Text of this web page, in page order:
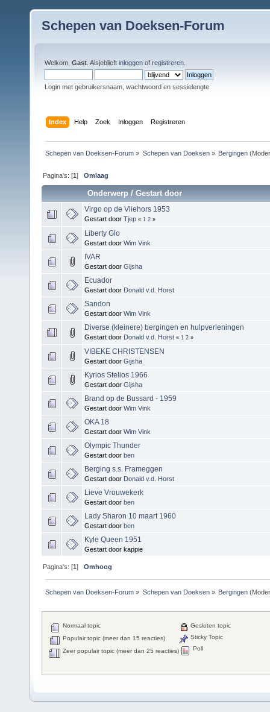
Schepen van Doeksen-Forum
Welkom, Gast . Alsjeblieft inloggen of registreren
Login met gebruikersnaam, wachtwoord en sessielengte
Index Help Zoek Inloggen Registreren
Schepen van Doeksen-Forum » Schepen van Doeksen» Bergingen
Pagina's: [1]Omlaag
Onderwerp /Gestart door
Virgo op de Vliehors 1953
Gestart door Tjep « 1 2 »
Liberty Glo
Gestart door Wim Vink
IVAR
Gestart door Gijsha
Ecuador
Gestart door Donald v.d. Horst
Sandon
Gestart door Wim Vink
Diverse (kleinere) bergingen en hulpverleningen
Gestart door Donald v.d. Horst « 1 2 »
VIBEKE CHRISTENSEN
Gestart door Gijsha
Kyrios Stelios 1966
Gestart door Gijsha
Brand op de Bussard - 1959
Gestart door Wim Vink
OKA 18
Gestart door Wim Vink
Olympic Thunder
Gestart door ben
Berging s.s. Frameggen
Gestart door Donald v.d. Horst
Lieve Vrouwekerk
Gestart door ben
Lady Sharon 10 maart 1960
Gestart door ben
Kyle Queen 1951
Gestart door kappie
Pagina's: [1]Omhoog
Schepen van Doeksen-Forum » Schepen van Doeksen» Bergingen
Normaal topic
Populair topic (meer dan 15 reacties)
Zeer populair topic (meer dan 25 reacties)
Gesloten topic
Sticky Topic
Poll